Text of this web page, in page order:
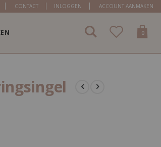
CONTACT INLOGGEN ACCOUNT AANMAKEN
Cart
0items